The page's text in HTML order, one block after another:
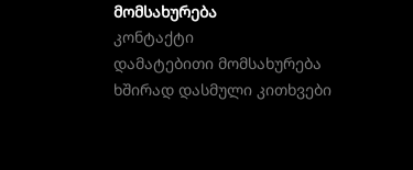
ᲛᲝᲛᲡᲐᲮᲣᲠᲔᲑᲐ
კონტაქტი
დამატებითი მომსახურება
ხშირად დასმული კითხვები